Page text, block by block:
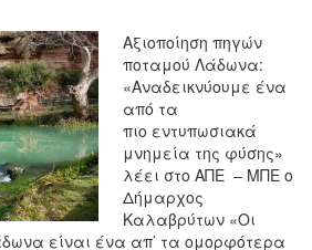
Αξιοποίηση πηγών
ποταμού Λάδωνα:
«Αναδεικνύουμε ένα
από τα
πιο εντυπωσιακά
μνημεία της φύσης»
λέει στο ΑΠΕ – ΜΠΕ ο
Δήμαρχος
Καλαβρύτων «Οι
είναι ένα απ’ τα ομορφότερα